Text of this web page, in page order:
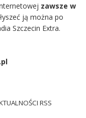
zawsze w
ją można po
Szczecin Extra.
RSS